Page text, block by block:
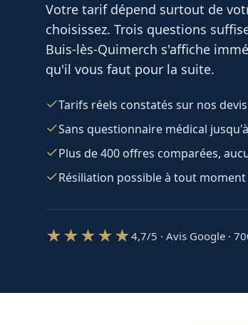
Votre tarif dépend surtout de
choisissez. Trois questions
Buis-lès-Quimerch s'affiche
qu'il vous faut pour la suite.
Tarifs réels constatés sur nos
Sans questionnaire médical
Plus de 400 offres comparées,
Résiliation possible à tout moment
★★★★★4,7/5 · Avis Google ·